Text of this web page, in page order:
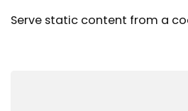
Serve static content from a